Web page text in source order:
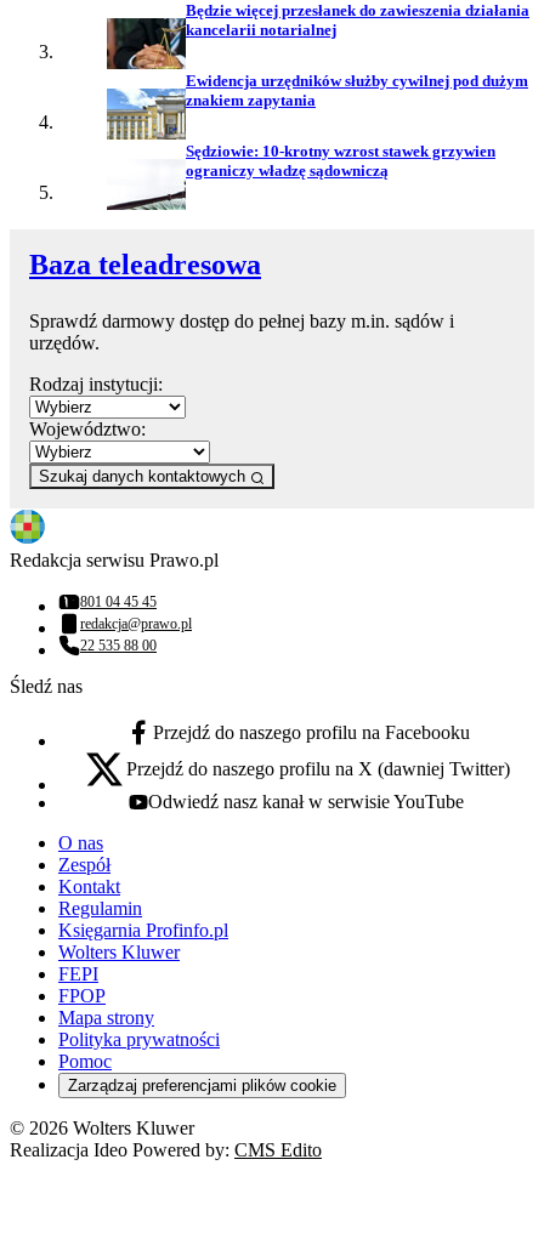
Będzie więcej przesłanek do zawieszenia działania
kancelarii notarialnej
Ewidencja urzędników służby cywilnej pod dużym
znakiem zapytania
Sędziowie: 10-krotny wzrost stawek grzywien
ograniczy władzę sądowniczą
Baza teleadresowa
Sprawdź darmowy dostęp do pełnej bazy m.in. sądów i
urzędów.
Rodzaj instytucji:
Województwo:
Szukaj danych kontaktowych
Redakcja serwisu Prawo.pl
Numer telefonu:
801 04 45 45
Adres email:
redakcja@prawo.pl
Numer telefonu:
22 535 88 00
Śledź nas
facebook - otwiera się w nowej karcie
Przejdź do naszego profilu na Facebooku
x - otwiera się w nowej karcie
Przejdź do naszego profilu na X (dawniej Twitter)
youtube - otwiera się w nowej karcie
Odwiedź nasz kanał w serwisie YouTube
O nas
Zespół
Kontakt
Regulamin
Księgarnia Profinfo.pl
Wolters Kluwer
FEPI
FPOP
Mapa strony
Polityka prywatności
Pomoc
Zarządzaj preferencjami plików cookie
© 2026 Wolters Kluwer
Realizacja Ideo Powered by: CMS Edito